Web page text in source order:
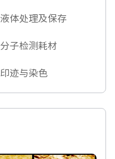
液体处理及保存
分子检测耗材
印迹与染色